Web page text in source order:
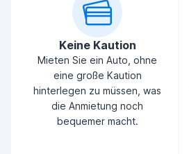
Keine Kaution
Mieten Sie ein Auto, ohne
eine große Kaution
hinterlegen zu müssen, was
die Anmietung noch
bequemer macht.